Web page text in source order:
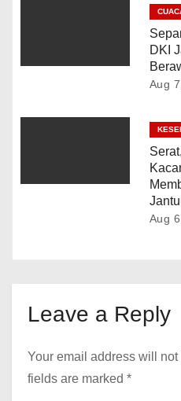
DKI
Aug
Aug
Leave a Reply
Your email address will
fields are marked *